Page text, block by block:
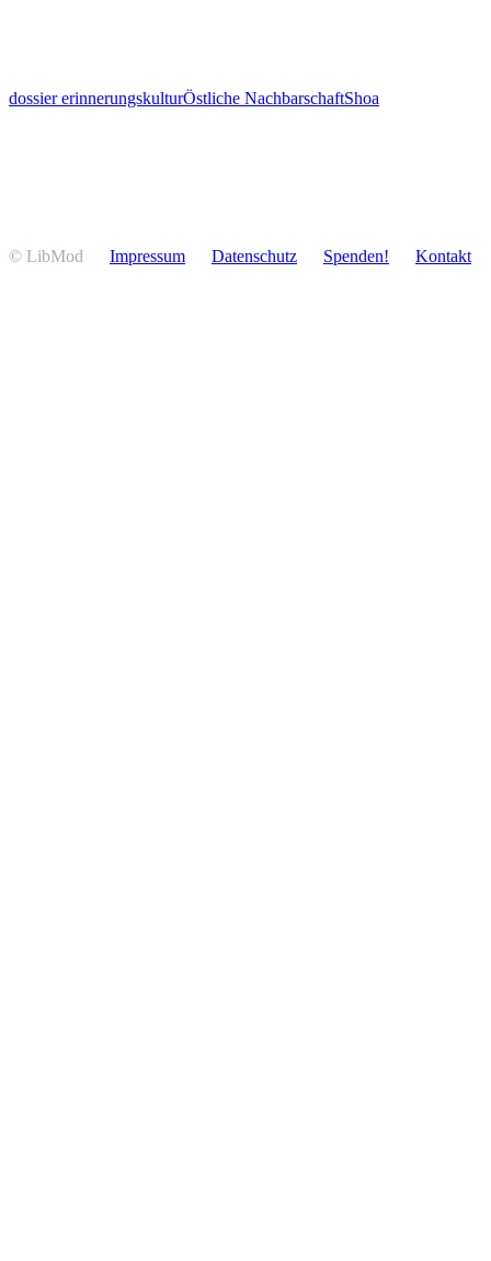
dossier erinnerungskulturÖstliche NachbarschaftShoa
© LibMod Impressum Daten­schutz Spenden! Kontakt